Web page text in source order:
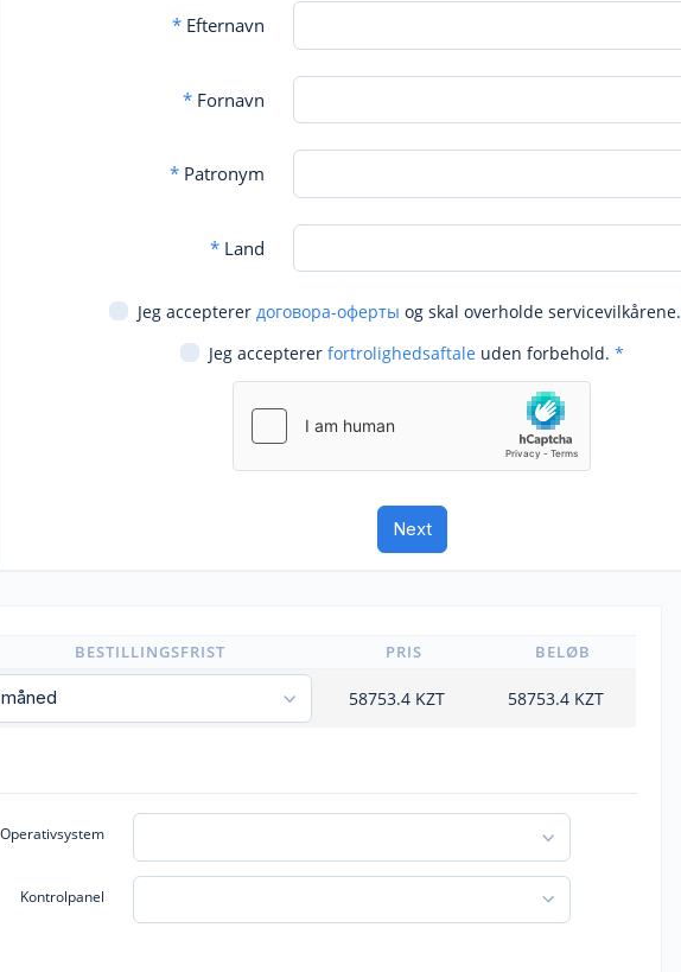
*Efternavn
*Fornavn
*Patronym
*Land
Jeg accepterer договора-оферты og skal overholde servicevilkårene.
Jeg accepterer fortrolighedsaftale uden forbehold. *
BESTILLINGSFRIST PRIS BELØB
58753.4 KZT 58753.4 KZT
Operativsystem
Kontrolpanel